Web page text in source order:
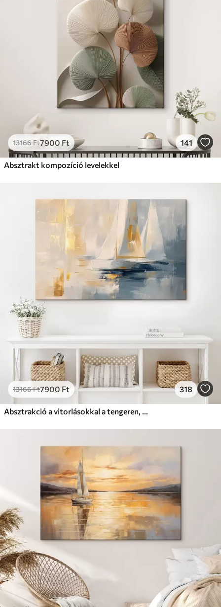
13166Ft7900 Ft 141
Absztrakt kompozíció levelekkel
13166Ft7900 Ft 318
Absztrakció a vitorlásokkal a tengeren, akril stílusban, naplemente